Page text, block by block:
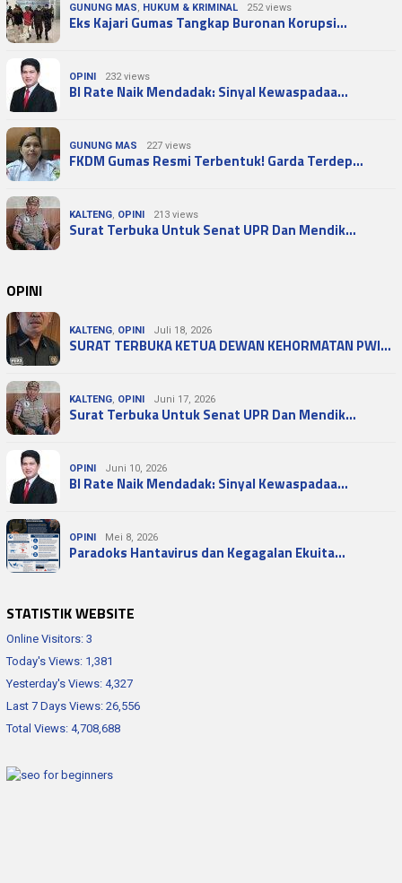
GUNUNG MAS, HUKUM & KRIMINAL 252 views
Eks Kajari Gumas Tangkap Buronan Korupsi…
OPINI 232 views
BI Rate Naik Mendadak: Sinyal Kewaspadaa…
GUNUNG MAS 227 views
FKDM Gumas Resmi Terbentuk! Garda Terdep…
KALTENG, OPINI 213 views
Surat Terbuka Untuk Senat UPR Dan Mendik…
OPINI
KALTENG, OPINI Juli 18, 2026
SURAT TERBUKA KETUA DEWAN KEHORMATAN PWI…
KALTENG, OPINI Juni 17, 2026
Surat Terbuka Untuk Senat UPR Dan Mendik…
OPINI Juni 10, 2026
BI Rate Naik Mendadak: Sinyal Kewaspadaa…
OPINI Mei 8, 2026
Paradoks Hantavirus dan Kegagalan Ekuita…
STATISTIK WEBSITE
Online Visitors: 3
Today's Views: 1,381
Yesterday's Views: 4,327
Last 7 Days Views: 26,556
Total Views: 4,708,688